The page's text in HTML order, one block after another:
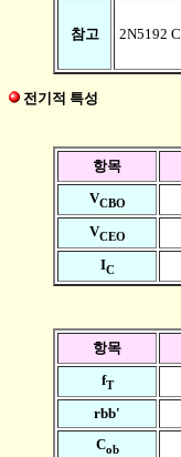
참고 2N5192
전기적 특성
항목
VCBO
VCEO
IC
항목
fT
rbb'
Cob